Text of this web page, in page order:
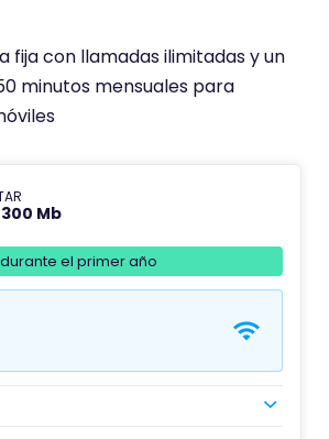
fija con llamadas ilimitadas y un
minutos mensuales para
Mb
el primer año